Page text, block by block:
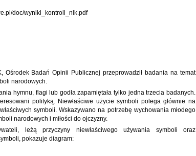
doc/wyniki_kontroli_nik.pdf
Ośrodek Badań Opinii Publicznej przeprowadził badania na temat
narodowych.
hymnu, flagi lub godła zapamiętała tylko jedna trzecia badanych.
polityką. Niewłaściwe użycie symboli polega głównie na
symboli. Wskazywano na potrzebę wychowania młodego
narodowych i miłości do ojczyzny.
leżą przyczyny niewłaściwego używania symboli oraz
pokazuje diagram: